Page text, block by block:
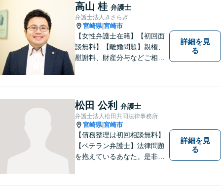
高山 桂 弁護士
弁護士法人きさらぎ
宮崎県|宮崎市
【女性弁護士在籍】【初回面
談無料】【離婚問題】親権、
慰謝料、財産分与などご相談
相談ください。ご依頼後はLIN
Eやメールでの対応も可能です
【メガドンキ隣】
詳細を見
る
松田 公利 弁護士
弁護士法人松田共同法律事務所
宮崎県|宮崎市
【債務整理は初回相談無料】
【ベテラン弁護士】法律問題
を抱えているあなた。是非一
詳細を見
る